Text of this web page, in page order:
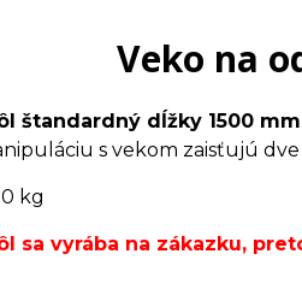
Veko na
štandardný dĺžky 1500 mm
s vekom zaisťujú dve
kg
sa vyrába na zákazku,